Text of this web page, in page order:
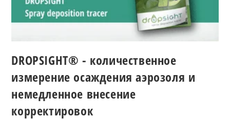
DROPSIGHT® - количественное
измерение осаждения аэрозоля и
немедленное внесение
корректировок